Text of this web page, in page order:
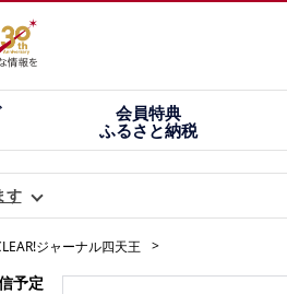
会員特典
ふるさと納税
す
ジャーナル四天王
予定